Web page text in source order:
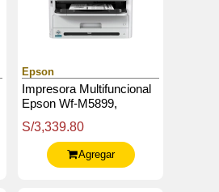
Epson
Impresora Multifuncional
Epson Wf-M5899,
Copia / Fax / Lan / Wifi
S/3,339.80
Agregar